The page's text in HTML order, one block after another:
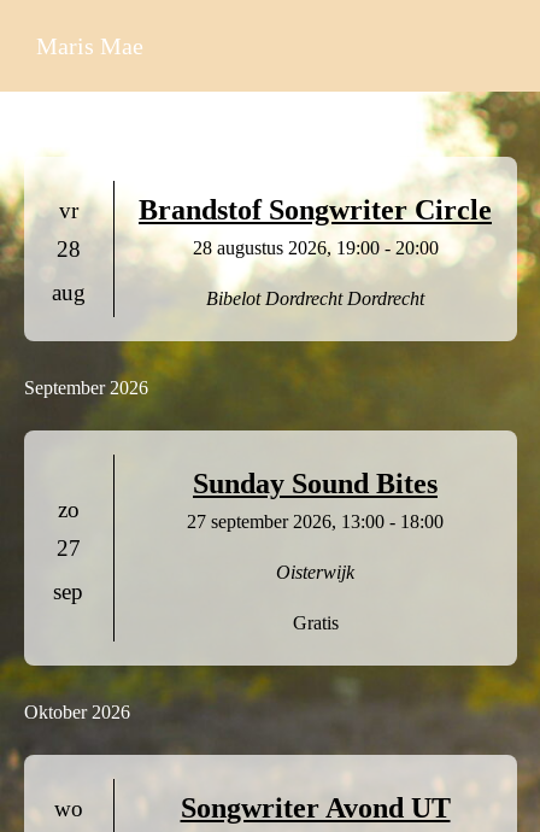
Maris Mae
e
e
r
g
v
i
g
a
Evenementen
vr
28
aug
Brandstof Songwriter Circle
28 augustus 2026, 19:00 - 20:00
Bibelot Dordrecht Dordrecht
September 2026
zo
27
sep
Sunday Sound Bites
27 september 2026, 13:00 - 18:00
Oisterwijk
Gratis
Oktober 2026
wo
Songwriter Avond UT